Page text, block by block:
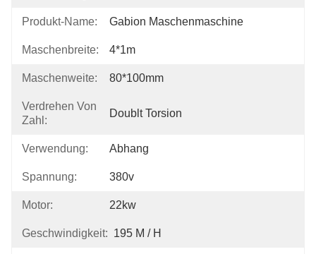
Produkt-Name: Gabion Maschenmaschine
Maschenbreite: 4*1m
Maschenweite: 80*100mm
Verdrehen Von
Zahl:
Doublt Torsion
Verwendung: Abhang
Spannung: 380v
Motor: 22kw
Geschwindigkeit: 195 M / H